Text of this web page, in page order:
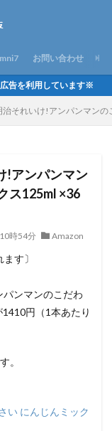
お問い合わせ
告を利用しています※
治それいけ!アンパンマン
!アンパンマン
ス125ml ×36
時54分 Amazon
す〕
ンマンのこだわ
円（1本あたり
。
い にんじんミック